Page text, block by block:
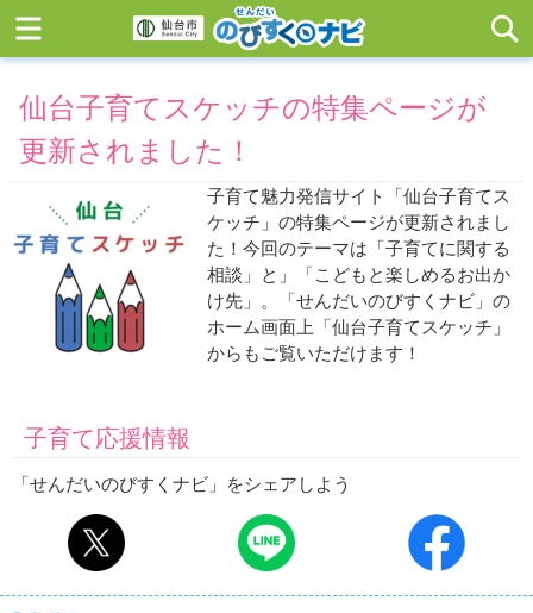
仙台子育てスケッチの特集ページが
更新されました！
子育て魅力発信サイト「仙台子育てス
ケッチ」の特集ページが更新されまし
た！今回のテーマは「子育てに関する
相談」と」「こどもと楽しめるお出か
け先」。「せんだいのびすくナビ」の
ホーム画面上「仙台子育てスケッチ」
からもご覧いただけます！
子育て応援情報
「せんだいのびすくナビ」をシェアしよう